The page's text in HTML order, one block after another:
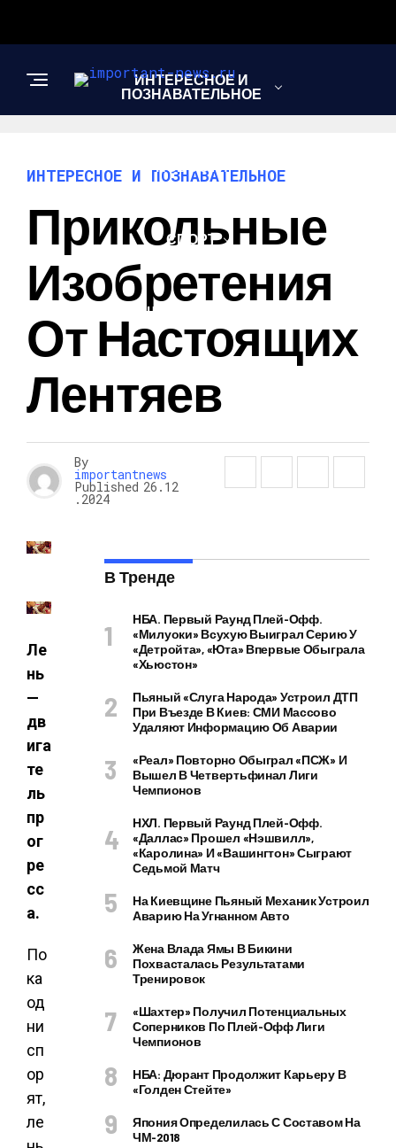
ИНТЕРЕСНОЕ И
ПОЗНАВАТЕЛЬНОЕ
НОВОСТИ
СПОРТ
ШОУ-БИЗНЕС
ИНТЕРЕСНОЕ И ПОЗНАВАТЕЛЬНОЕ
Прикольные
Изобретения
От Настоящих
Лентяев
By
importantnews
Published 26.12
.2024
Ле
нь
—
дв
ига
те
ль
пр
ог
ре
сс
а.
По
ка
од
ни
сп
ор
ят,
ле
В Тренде
НБА. Первый Раунд Плей-Офф.
«Милуоки» Всухую Выиграл Серию У
«Детройта», «Юта» Впервые Обыграла
«Хьюстон»
Пьяный «слуга Народа» Устроил ДТП
При Въезде В Киев: СМИ Массово
Удаляют Информацию Об Аварии
«Реал» Повторно Обыграл «ПСЖ» И
Вышел В Четвертьфинал Лиги
Чемпионов
НХЛ. Первый Раунд Плей-Офф.
«Даллас» Прошел «Нэшвилл»,
«Каролина» И «Вашингтон» Сыграют
Седьмой Матч
На Киевщине Пьяный Механик Устроил
Аварию На Угнанном Авто
Жена Влада Ямы В Бикини
Похвасталась Результатами
Тренировок
«Шахтер» Получил Потенциальных
Соперников По Плей-Офф Лиги
Чемпионов
НБА: Дюрант Продолжит Карьеру В
«Голден Стейте»
Япония Определилась С Составом На
ЧМ-2018